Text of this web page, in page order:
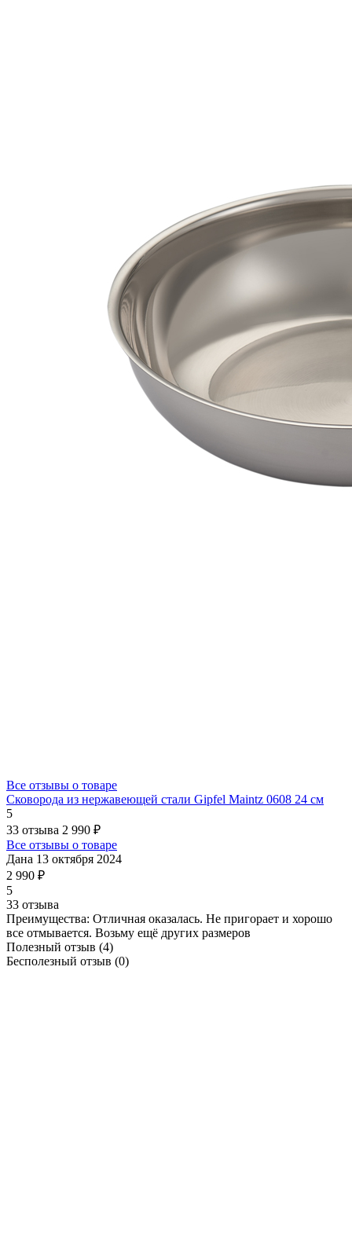
Все отзывы о товаре
Сковорода из нержавеющей стали Gipfel Maintz 0608 24 см
5
33 отзыва 2 990 ₽
Все отзывы о товаре
Дана 13 октября 2024
2 990 ₽
5
33 отзыва
Преимущества: Отличная оказалась. Не пригорает и хорошо
все отмывается. Возьму ещё других размеров
Полезный отзыв (4)
Бесполезный отзыв (0)